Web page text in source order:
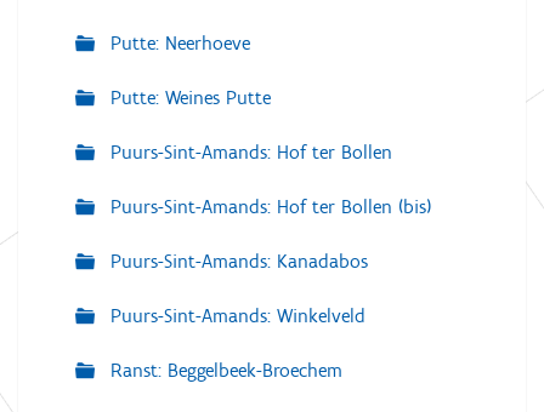
Putte: Neerhoeve
Putte: Weines Putte
Puurs-Sint-Amands: Hof ter Bollen
Puurs-Sint-Amands: Hof ter Bollen (bis)
Puurs-Sint-Amands: Kanadabos
Puurs-Sint-Amands: Winkelveld
Ranst: Beggelbeek-Broechem